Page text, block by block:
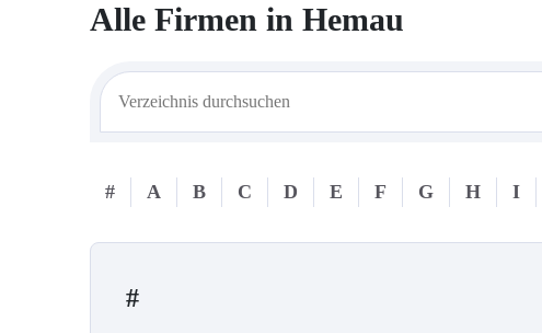
Alle Firmen in Hemau
# A B C D E F G H I
#